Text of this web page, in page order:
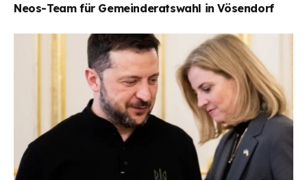
Neos-Team für Gemeinderatswahl in Vösendorf